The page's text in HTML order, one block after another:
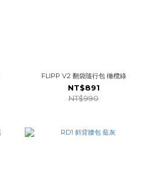
FLIPP V2 翻袋隨行包 橄欖綠
NT$891
NT$990